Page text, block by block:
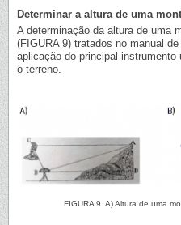
Determinar a altura de uma
A determinação da altura de uma
(FIGURA 9) tratados no manual
aplicação do principal
o terreno.
FIGURA 9. A) Altura de uma